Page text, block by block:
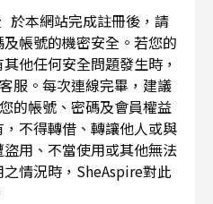
於本網站完成註冊後，請
帳號的機密安全。若您的
他任何安全問題發生時，
服。每次連線完畢，建議
的帳號、密碼及會員權益
不得轉借、轉讓他人或與
用、不當使用或其他無法
情況時，SheAspire對此